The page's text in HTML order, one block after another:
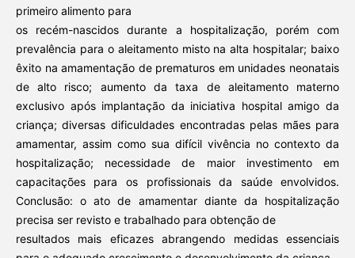
primeiro alimento para
os recém-nascidos durante a hospitalização, porém com
prevalência para o aleitamento misto na alta hospitalar; baixo
êxito na amamentação de prematuros em unidades neonatais
de alto risco; aumento da taxa de aleitamento materno
exclusivo após implantação da iniciativa hospital amigo da
criança; diversas dificuldades encontradas pelas mães para
amamentar, assim como sua difícil vivência no contexto da
hospitalização; necessidade de maior investimento em
capacitações para os profissionais da saúde envolvidos.
Conclusão: o ato de amamentar diante da hospitalização
precisa ser revisto e trabalhado para obtenção de
resultados mais eficazes abrangendo medidas essenciais